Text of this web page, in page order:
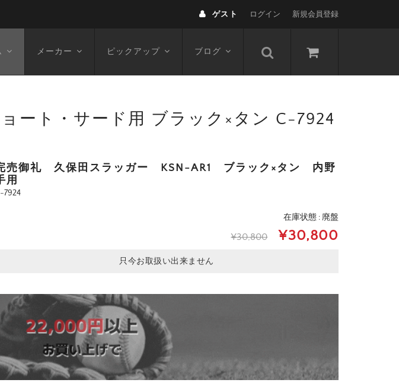
ゲスト ログイン 新規会員登録
メーカー ピックアップ ブログ
ート・サード用 ブラック×タン C-7924
売御礼 久保田スラッガー KSN-AR1 ブラック×タン 内野
用
7924
在庫状態 : 廃盤
¥30,800 ¥30,800
只今お取扱い出来ません